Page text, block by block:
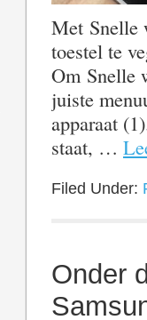
Met Snelle
toestel te
Om Snelle
juiste
apparaat
staat, …
Filed Under:
Onder